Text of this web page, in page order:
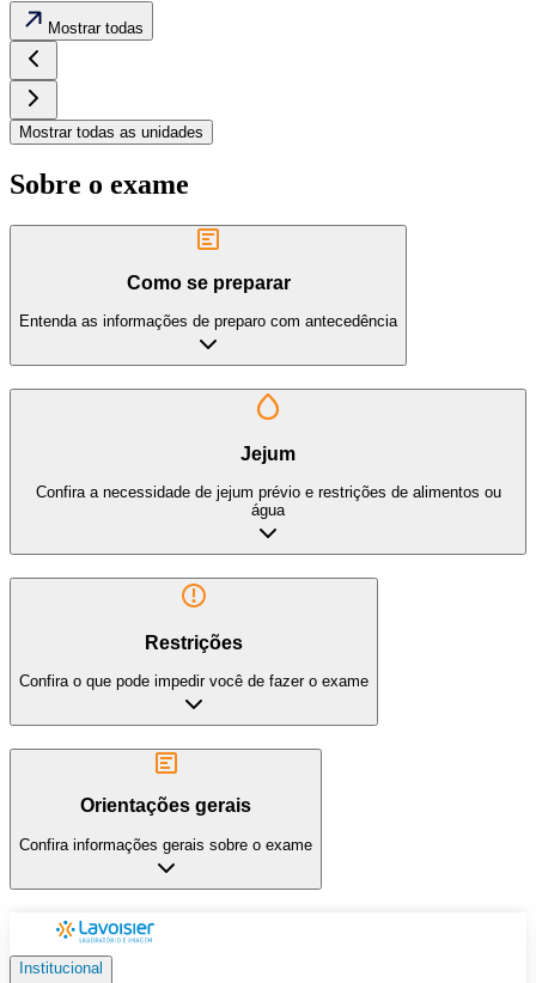
Mostrar todas
Mostrar todas as unidades
Sobre o exame
Como se preparar
Entenda as informações de preparo com antecedência
Jejum
Confira a necessidade de jejum prévio e restrições de alimentos ou
água
Restrições
Confira o que pode impedir você de fazer o exame
Orientações gerais
Confira informações gerais sobre o exame
Institucional